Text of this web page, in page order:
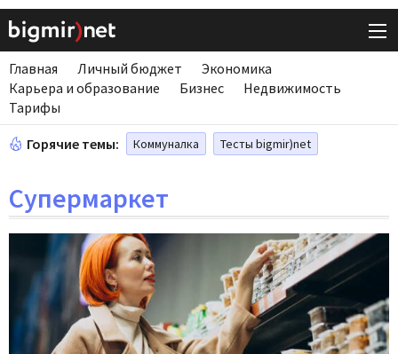
Главная Личный бюджет
Экономика
Карьера и образование
Бизнес
Недвижимость
Тарифы
Горячие темы: Коммуналка Тесты bigmir)net
Супермаркет